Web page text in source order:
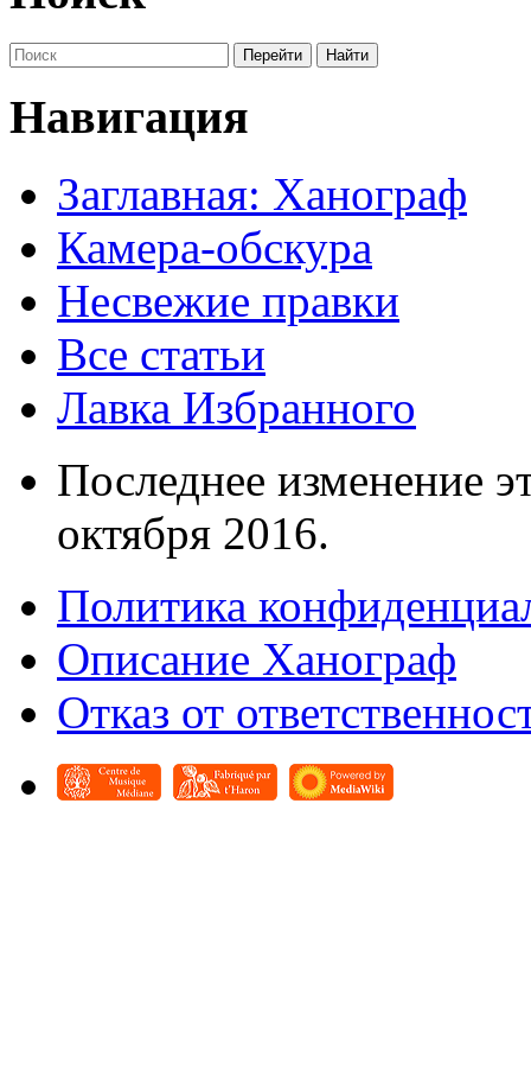
Навигация
Заглавная: Ханограф
Камера-обскура
Несвежие правки
Все статьи
Лавка Избранного
Последнее изменение
октября 2016.
Политика
Описание Ханограф
Отказ от